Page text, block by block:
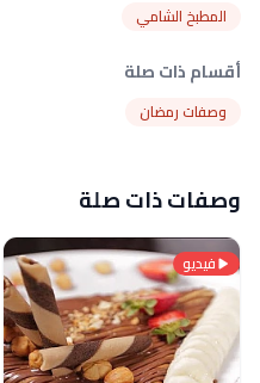
المطبخ الشامي
أقسام ذات صلة
وصفات رمضان
وصفات ذات صلة
فيديو